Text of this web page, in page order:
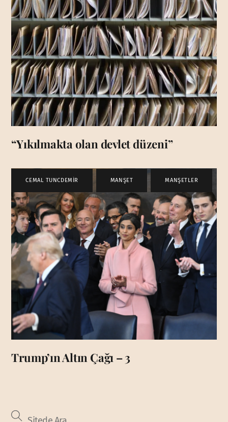
“Yıkılmakta olan devlet düzeni”
CEMAL TUNCDEMİR MANŞET MANŞETLER
Trump’ın Altın Çağı – 3